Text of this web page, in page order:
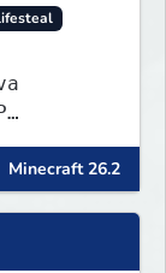
Minecraft 26.2